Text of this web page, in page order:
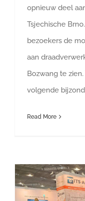
opnieuw deel
Tsjechische
bezoekers de
aan
Bozwang te
volgende
Read More